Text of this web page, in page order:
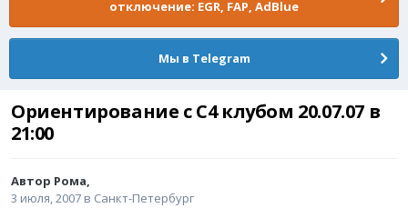
отключение: EGR, FAP, AdBlue
Мы в Telegram
Ориентирование с С4 клубом 20.07.07 в
21:00
Автор Рома,
3 июля, 2007 в Санкт-Петербург